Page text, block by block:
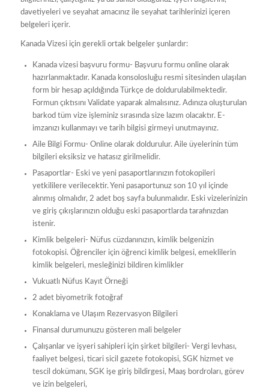
davetiyeleri ve seyahat amacınız ile seyahat tarihlerinizi içeren
belgeleri içerir.
Kanada Vizesi için gerekli ortak belgeler şunlardır:
Kanada vizesi başvuru formu- Başvuru formu online olarak
hazırlanmaktadır. Kanada konsolosluğu resmi sitesinden ulaşılan
form bir hesap açıldığında Türkçe de doldurulabilmektedir.
Formun çıktısını Validate yaparak almalısınız. Adınıza oluşturulan
barkod tüm vize işleminiz sırasında size lazım olacaktır. E-
imzanızı kullanmayı ve tarih bilgisi girmeyi unutmayınız.
Aile Bilgi Formu- Online olarak doldurulur. Aile üyelerinin tüm
bilgileri eksiksiz ve hatasız girilmelidir.
Pasaportlar- Eski ve yeni pasaportlarınızın fotokopileri
yetkililere verilecektir. Yeni pasaportunuz son 10 yıl içinde
alınmış olmalıdır, 2 adet boş sayfa bulunmalıdır. Eski vizelerinizin
ve giriş çıkışlarınızın olduğu eski pasaportlarda tarafınızdan
istenir.
Kimlik belgeleri- Nüfus cüzdanınızın, kimlik belgenizin
fotokopisi. Öğrenciler için öğrenci kimlik belgesi, emeklilerin
kimlik belgeleri, mesleğinizi bildiren kimlikler
Vukuatlı Nüfus Kayıt Örneği
2 adet biyometrik fotoğraf
Konaklama ve Ulaşım Rezervasyon Bilgileri
Finansal durumunuzu gösteren mali belgeler
Çalışanlar ve işyeri sahipleri için şirket bilgileri- Vergi levhası,
faaliyet belgesi, ticari sicil gazete fotokopisi, SGK hizmet ve
tescil dokümanı, SGK işe giriş bildirgesi, Maaş bordroları, görev
ve izin belgeleri,